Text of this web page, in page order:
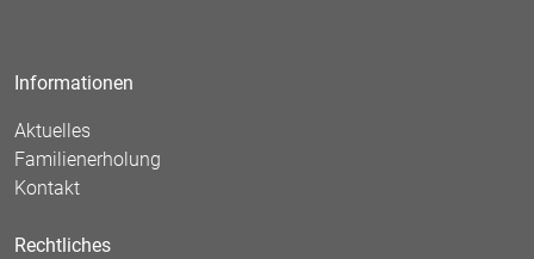
Informationen
Aktuelles
Familienerholung
Kontakt
Rechtliches